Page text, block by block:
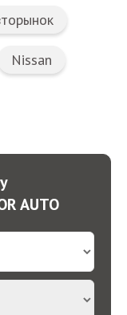
Nissan
AUTO